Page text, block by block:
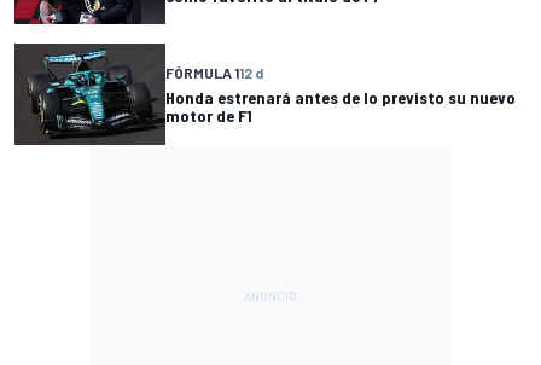
FÓRMULA 112 d
Honda estrenará antes de lo previsto su nuevo
motor de F1